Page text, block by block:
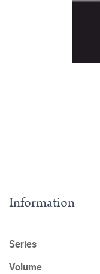
Information
Series
Volume